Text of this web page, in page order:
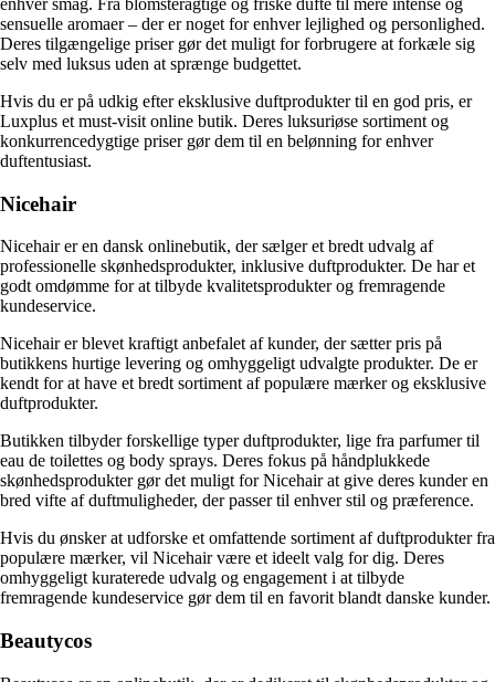
sensuelle aromaer – der er noget for enhver lejlighed og personlighed.
Deres tilgængelige priser gør det muligt for forbrugere at forkæle sig
selv med luksus uden at sprænge budgettet.
Hvis du er på udkig efter eksklusive duftprodukter til en god pris, er
Luxplus et must-visit online butik. Deres luksuriøse sortiment og
konkurrencedygtige priser gør dem til en belønning for enhver
duftentusiast.
Nicehair
Nicehair er en dansk onlinebutik, der sælger et bredt udvalg af
professionelle skønhedsprodukter, inklusive duftprodukter. De har et
godt omdømme for at tilbyde kvalitetsprodukter og fremragende
kundeservice.
Nicehair er blevet kraftigt anbefalet af kunder, der sætter pris på
butikkens hurtige levering og omhyggeligt udvalgte produkter. De er
kendt for at have et bredt sortiment af populære mærker og eksklusive
duftprodukter.
Butikken tilbyder forskellige typer duftprodukter, lige fra parfumer til
eau de toilettes og body sprays. Deres fokus på håndplukkede
skønhedsprodukter gør det muligt for Nicehair at give deres kunder en
bred vifte af duftmuligheder, der passer til enhver stil og præference.
Hvis du ønsker at udforske et omfattende sortiment af duftprodukter fra
populære mærker, vil Nicehair være et ideelt valg for dig. Deres
omhyggeligt kuraterede udvalg og engagement i at tilbyde
fremragende kundeservice gør dem til en favorit blandt danske kunder.
Beautycos